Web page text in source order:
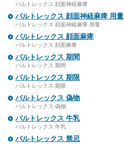
バルトレックス 顔面神経麻痺
バルトレックス 顔面神経麻痺 用量
バルトレックス 顔面神経麻痺 用量
バルトレックス 顔面麻痺
バルトレックス 顔面麻痺
バルトレックス 期間
バルトレックス 期間
バルトレックス 期限
バルトレックス 期限
バルトレックス 偽物
バルトレックス 偽物
バルトレックス 牛乳
バルトレックス 牛乳
バルトレックス 禁忌